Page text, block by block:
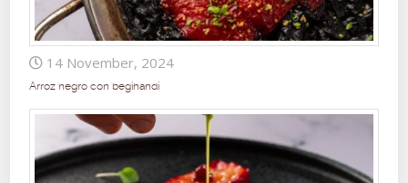
14 November, 2024
Arroz negro con begihandi